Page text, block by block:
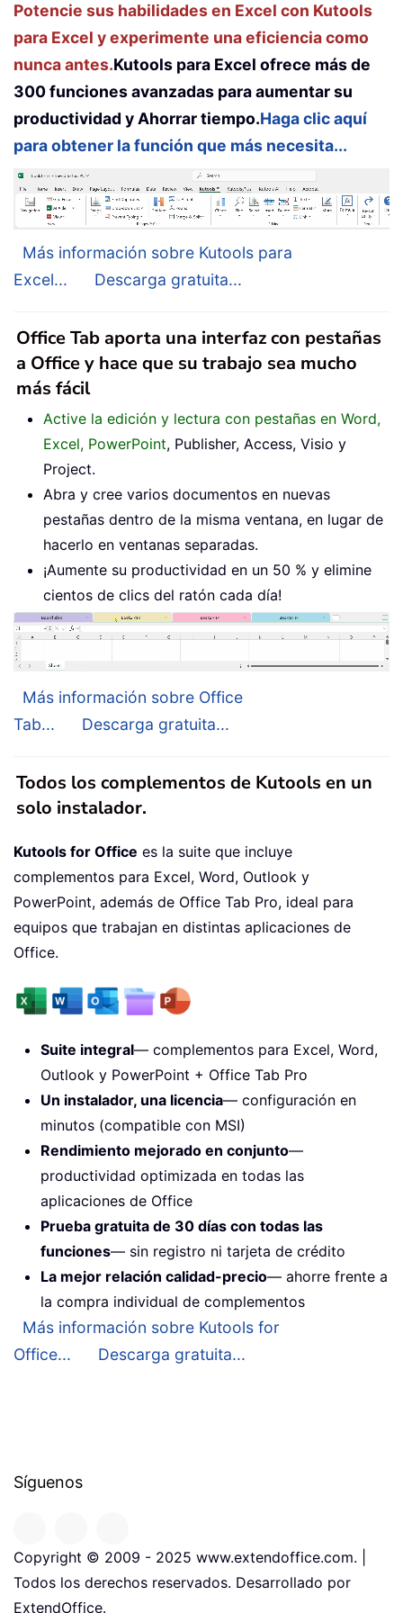
Potencie sus habilidades en Excel con Kutools
para Excel y experimente una eficiencia como
nunca antes.Kutools para Excel ofrece más de
300 funciones avanzadas para aumentar su
productividad y Ahorrar tiempo.Haga clic aquí
para obtener la función que más necesita...
Más información sobre Kutools para
Excel...
Descarga gratuita...
Office Tab aporta una interfaz con pestañas
a Office y hace que su trabajo sea mucho
más fácil
Active la edición y lectura con pestañas en Word,
Excel, PowerPoint, Publisher, Access, Visio y
Project.
Abra y cree varios documentos en nuevas
pestañas dentro de la misma ventana, en lugar de
hacerlo en ventanas separadas.
¡Aumente su productividad en un 50 % y elimine
cientos de clics del ratón cada día!
Más información sobre Office
Tab...
Descarga gratuita...
Todos los complementos de Kutools en un
solo instalador.
Kutools for Office es la suite que incluye
complementos para Excel, Word, Outlook y
PowerPoint, además de Office Tab Pro, ideal para
equipos que trabajan en distintas aplicaciones de
Office.
Suite integral— complementos para Excel, Word,
Outlook y PowerPoint + Office Tab Pro
Un instalador, una licencia— configuración en
minutos (compatible con MSI)
Rendimiento mejorado en conjunto—
productividad optimizada en todas las
aplicaciones de Office
Prueba gratuita de 30 días con todas las
funciones— sin registro ni tarjeta de crédito
La mejor relación calidad-precio— ahorre frente a
la compra individual de complementos
Más información sobre Kutools for
Office...
Descarga gratuita...
Síguenos
Copyright © 2009 - 2025 www.extendoffice.com. |
Todos los derechos reservados. Desarrollado por
ExtendOffice.